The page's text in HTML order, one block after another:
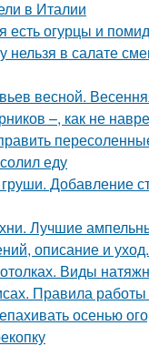
в Италии
есть огурцы и
нельзя в салате
весной.
–, как не
еду
Добавление
Лучшие
описание и уход.
Виды
Правила
осенью